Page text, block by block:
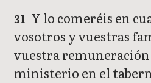
31 Y lo comeréis en
vosotros y vuestras
vuestra
ministerio en el